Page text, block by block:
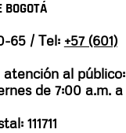
65 / Tel: +57 (601)
atención al público:
de 7:00 a.m. a
111711